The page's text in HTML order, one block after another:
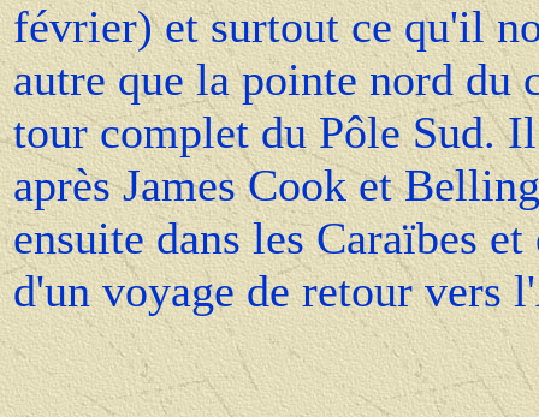
février) et surtout ce qu'il
autre que la pointe nord
tour complet du Pôle Sud.
après James Cook et
ensuite dans les Caraïbes
d'un voyage de retour vers